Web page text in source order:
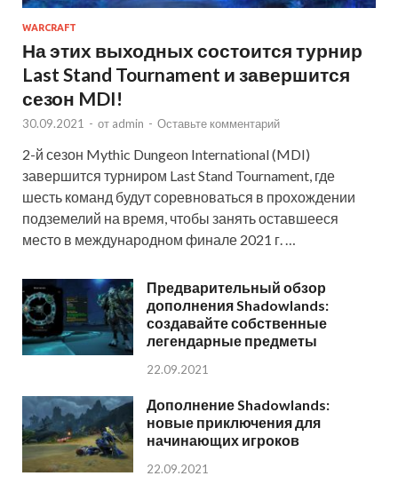
WARCRAFT
На этих выходных состоится турнир
Last Stand Tournament и завершится
сезон MDI!
30.09.2021 - от admin - Оставьте комментарий
2-й сезон Mythic Dungeon International (MDI)
завершится турниром Last Stand Tournament, где
шесть команд будут соревноваться в прохождении
подземелий на время, чтобы занять оставшееся
место в международном финале 2021 г. …
Предварительный обзор
дополнения Shadowlands:
создавайте собственные
легендарные предметы
22.09.2021
Дополнение Shadowlands:
новые приключения для
начинающих игроков
22.09.2021